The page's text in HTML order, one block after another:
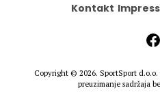
Kontakt
Copyright © 2026. SportSport d.o.o.
preuzimanje sadržaja